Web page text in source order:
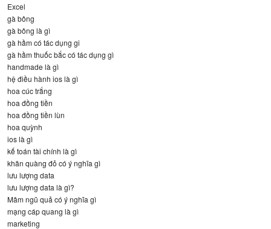
Excel
gà bông
gà bông là gì
gà hầm có tác dụng gi
gà hầm thuốc bắc có tác dụng gì
handmade là gì
hệ điều hành ios là gì
hoa cúc trắng
hoa đồng tiền
hoa đồng tiền lùn
hoa quỳnh
ios là gì
kế toán tài chính là gì
khăn quàng đỏ có ý nghĩa gì
lưu lượng data
lưu lượng data là gì?
Mâm ngũ quả có ý nghĩa gì
mạng cáp quang là gì
marketing